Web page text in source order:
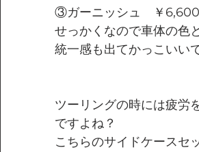
③ガーニッシュ　￥
せっかくなので車体の色
統一感も出てかっこいい
ツーリングの時には疲労
ですよね？
こちらのサイドケースセ